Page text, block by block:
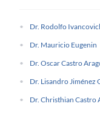
Dr. Rodolfo
Dr. Mauricio Eugenin
Dr. Oscar Castro
Dr. Lisandro Jiménez
Dr. Christhian Castro